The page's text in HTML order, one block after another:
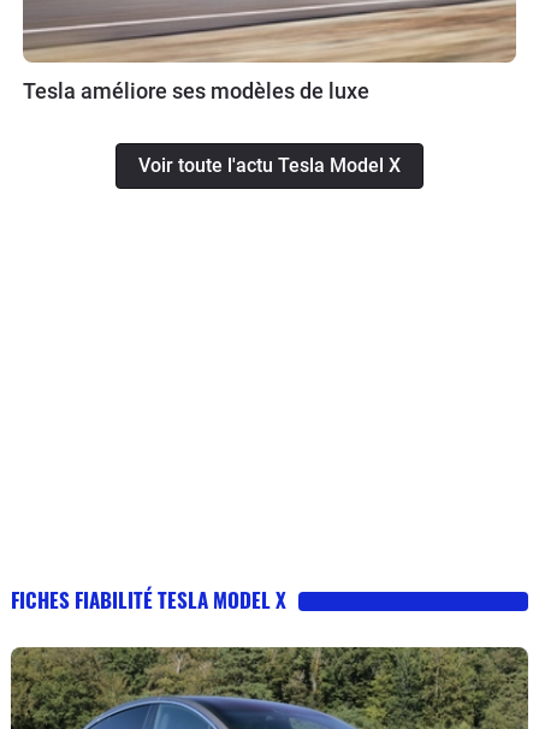
Tesla améliore ses modèles de luxe
Voir toute l'actu Tesla Model X
FICHES FIABILITÉ TESLA MODEL X